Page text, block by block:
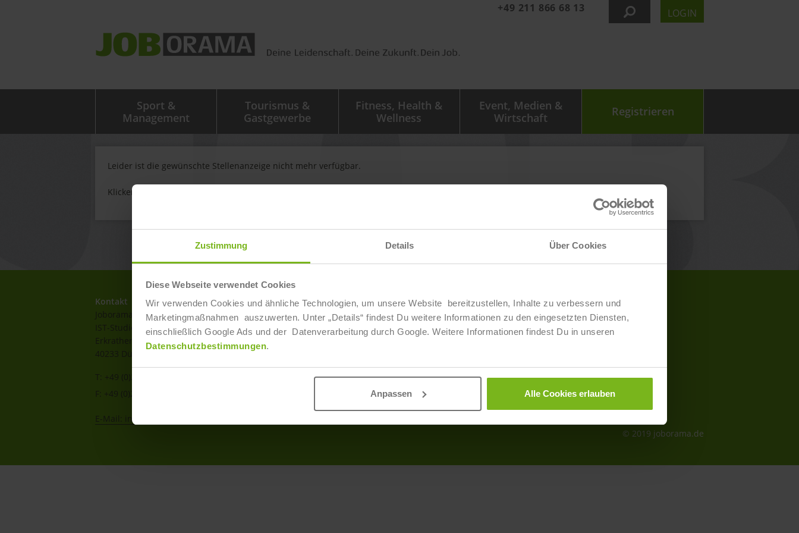
Zustimmung Details Über Cookies
Diese Webseite verwendet Cookies
Wir verwenden Cookies und ähnliche Technologien, um unsere Website bereitzustellen, Inhalte zu verbessern und
Marketingmaßnahmen auszuwerten. Unter „Details“ findest Du weitere Informationen zu den eingesetzten Diensten,
einschließlich Google Ads und der Datenverarbeitung durch Google. Weitere Informationen findest Du in unseren
Datenschutzbestimmungen.
Anpassen Alle Cookies erlauben
+49 211 866 68 13 LOGIN
Sport &
Management
Tourismus &
Gastgewerbe
Fitness, Health &
Wellness
Event, Medien &
Wirtschaft
Registrieren
Leider ist die gewünschte Stellenanzeige nicht mehr verfügbar.
Klicken Sie
Kontakt
Joborama
IST-Studieninstitut GmbH
Erkrather Str. 220a-c
40233 Düsseldorf
T: +49 (0)211 / 866 68 - 13
F: +49 (0)211 / 866 68 - 30
E-Mail: info@joborama.de
Über Uns
Veranstaltungen
Info
Produkt- und Preisliste
Datenschutz
Impressum
© 2019 joborama.de